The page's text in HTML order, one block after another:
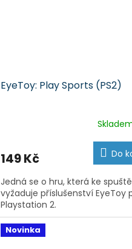
EyeToy: Play Sports (PS2)
149 Kč Do
Jedná se o hru, která ke
vyžaduje příslušenství EyeToy
Playstation 2.
Novinka